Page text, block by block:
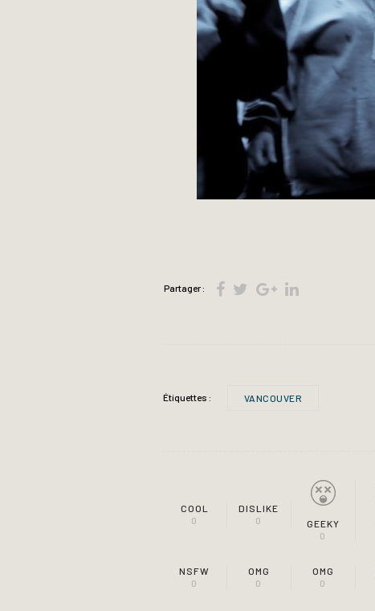
Partager :
Étiquettes : VANCOUVER
COOL
0
DISLIKE
0
GEEKY
0
NSFW
0
OMG
0
OMG
0